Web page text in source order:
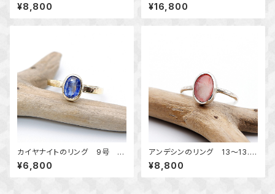
グ 12.5号 ～深紅の煌めき
～ 天然石リング 一点物 指
輪 macari
¥8,800
の粒飾りリング 約14号 天然
石アクセサリー 一点物 mac
ari
¥16,800
カイヤナイトのリング 9号 真
鍮 ～清らかな蒼～ 天然石
アクセサリー 指輪 一点物
macari
¥6,800
アンデシンのリング 13～13.5
号 ～幻想的シラー～ 天然石
アクセサリー 指輪 一点物
¥8,800